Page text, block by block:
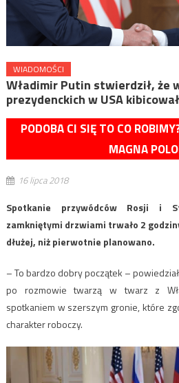
WIADOMOŚCI
Władimir Putin stwierdził, że
prezydenckich w USA
PODOBA CI SIĘ TO CO
MAGNA
16 lipca 2018
Spotkanie przywódców Rosji i
zamkniętymi drzwiami trwało 2
dłużej, niż pierwotnie planowano.
– To bardzo dobry początek –
po rozmowie twarzą w twarz z
spotkaniem w szerszym gronie, które
charakter roboczy.